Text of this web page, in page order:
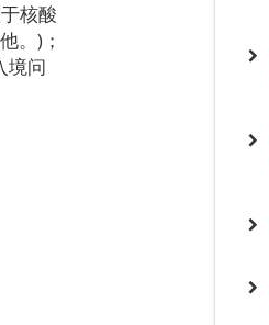
核酸
。)；
境问